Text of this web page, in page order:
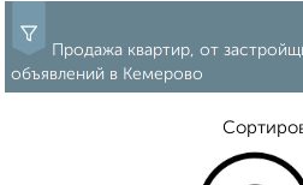
Продажа квартир, от
объявлений в Кемерово